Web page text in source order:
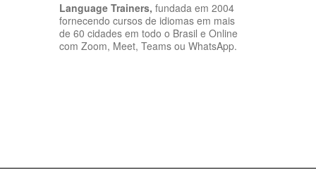
Language Trainers, fundada em 2004
fornecendo cursos de idiomas em mais
de 60 cidades em todo o Brasil e Online
com Zoom, Meet, Teams ou WhatsApp.